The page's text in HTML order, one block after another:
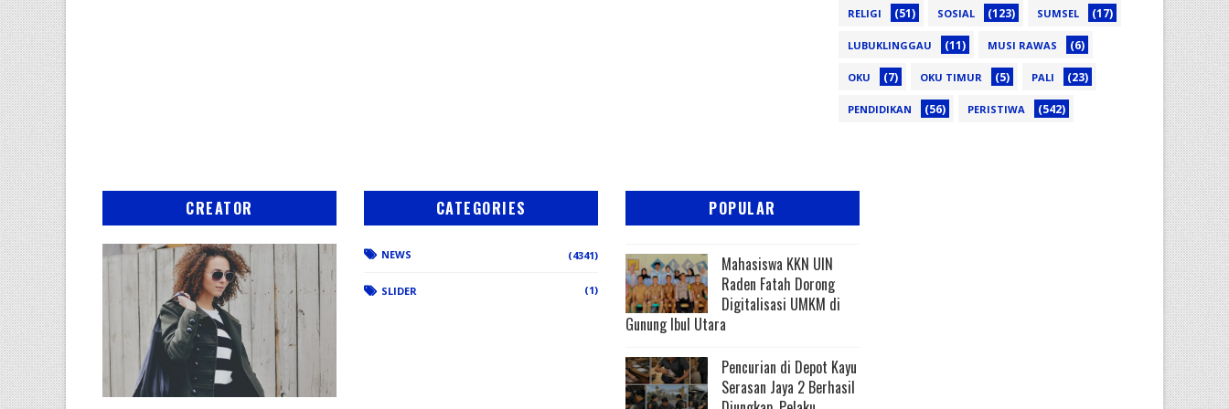
RELIGI (51) SOSIAL (123) SUMSEL (17)
LUBUKLINGGAU (11) MUSI RAWAS (6)
OKU (7) OKU TIMUR (5) PALI (23)
PENDIDIKAN (56) PERISTIWA (542)
CREATOR CATEGORIES
NEWS (4341)
SLIDER (1)
POPULAR
Mahasiswa KKN UIN
Raden Fatah Dorong
Digitalisasi UMKM di
Gunung Ibul Utara
Pencurian di Depot Kayu
Serasan Jaya 2 Berhasil